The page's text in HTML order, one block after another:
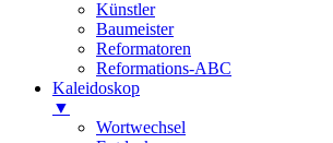
Künstler
Baumeister
Reformatoren
Reformations-ABC
Kaleidoskop
▼
Wortwechsel